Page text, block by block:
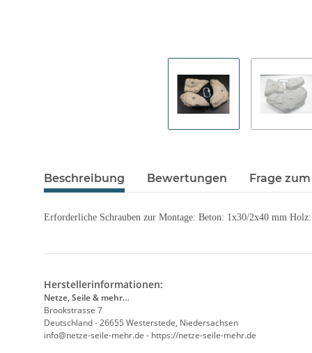
Beschreibung Bewertungen Frage
Erforderliche Schrauben zur Montage: Beton: 1x30/2x40 mm
Herstellerinformationen:
Netze, Seile & mehr…
Brookstrasse 7
Deutschland - 26655 Westerstede, Niedersachsen
info@netze-seile-mehr.de - https://netze-seile-mehr.de